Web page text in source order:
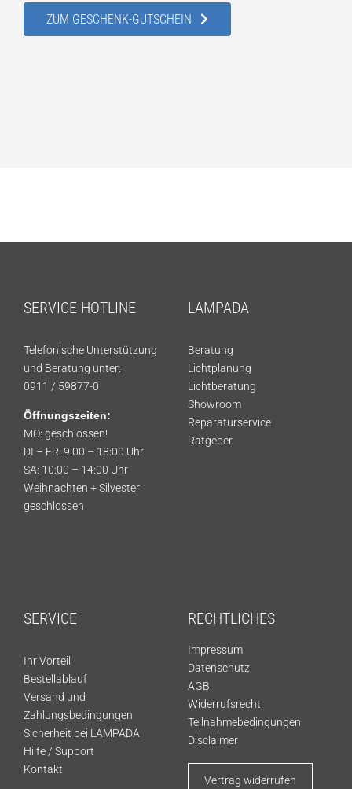
ZUM GESCHENK-GUTSCHEIN
SERVICE HOTLINE
Telefonische Unterstützung
und Beratung unter:
0911 / 59877-0
Öffnungszeiten:
MO: geschlossen!
DI – FR: 9:00 – 18:00 Uhr
SA: 10:00 – 14:00 Uhr
Weihnachten + Silvester
geschlossen
LAMPADA
Beratung
Lichtplanung
Lichtberatung
Showroom
Reparaturservice
Ratgeber
SERVICE
Ihr Vorteil
Bestellablauf
Versand und
Zahlungsbedingungen
Sicherheit bei LAMPADA
Hilfe / Support
Kontakt
RECHTLICHES
Impressum
Datenschutz
AGB
Widerrufsrecht
Teilnahmebedingungen
Disclaimer
Vertrag widerrufen